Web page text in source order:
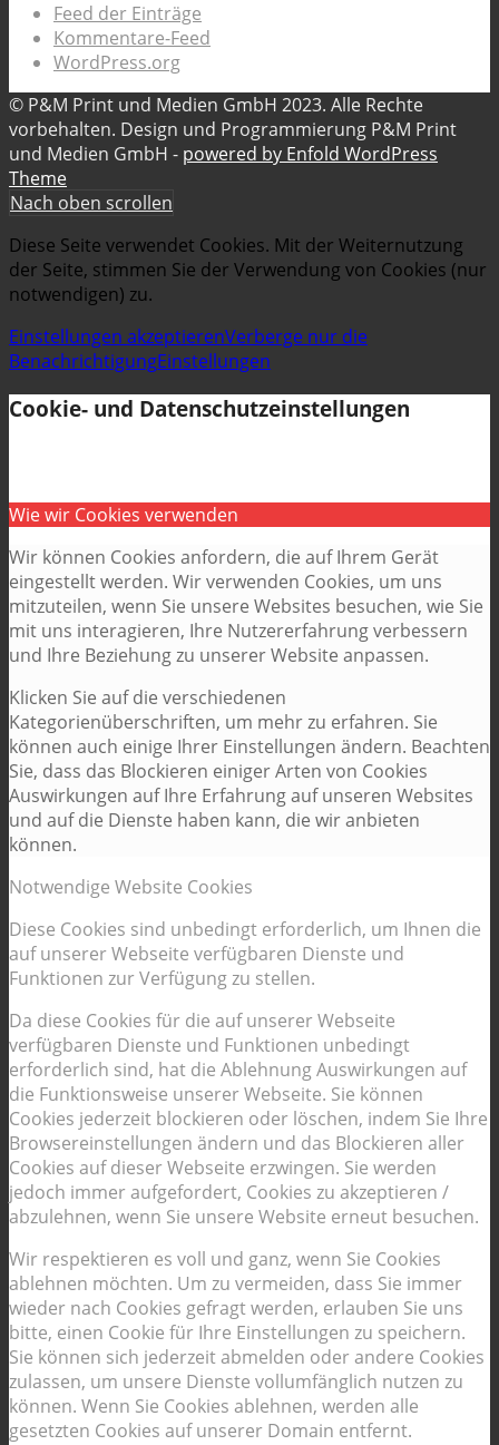
Feed der Einträge
Kommentare-Feed
WordPress.org
© P&M Print und Medien GmbH 2023. Alle Rechte
vorbehalten. Design und Programmierung P&M Print
und Medien GmbH - powered by Enfold WordPress
Theme
Nach oben scrollen
Diese Seite verwendet Cookies. Mit der Weiternutzung
der Seite, stimmen Sie der Verwendung von Cookies (nur
notwendigen) zu.
Einstellungen akzeptierenVerberge nur die
BenachrichtigungEinstellungen
Cookie- und Datenschutzeinstellungen
Wie wir Cookies verwenden
Wir können Cookies anfordern, die auf Ihrem Gerät
eingestellt werden. Wir verwenden Cookies, um uns
mitzuteilen, wenn Sie unsere Websites besuchen, wie Sie
mit uns interagieren, Ihre Nutzererfahrung verbessern
und Ihre Beziehung zu unserer Website anpassen.
Klicken Sie auf die verschiedenen
Kategorienüberschriften, um mehr zu erfahren. Sie
können auch einige Ihrer Einstellungen ändern. Beachten
Sie, dass das Blockieren einiger Arten von Cookies
Auswirkungen auf Ihre Erfahrung auf unseren Websites
und auf die Dienste haben kann, die wir anbieten
können.
Notwendige Website Cookies
Diese Cookies sind unbedingt erforderlich, um Ihnen die
auf unserer Webseite verfügbaren Dienste und
Funktionen zur Verfügung zu stellen.
Da diese Cookies für die auf unserer Webseite
verfügbaren Dienste und Funktionen unbedingt
erforderlich sind, hat die Ablehnung Auswirkungen auf
die Funktionsweise unserer Webseite. Sie können
Cookies jederzeit blockieren oder löschen, indem Sie Ihre
Browsereinstellungen ändern und das Blockieren aller
Cookies auf dieser Webseite erzwingen. Sie werden
jedoch immer aufgefordert, Cookies zu akzeptieren /
abzulehnen, wenn Sie unsere Website erneut besuchen.
Wir respektieren es voll und ganz, wenn Sie Cookies
ablehnen möchten. Um zu vermeiden, dass Sie immer
wieder nach Cookies gefragt werden, erlauben Sie uns
bitte, einen Cookie für Ihre Einstellungen zu speichern.
Sie können sich jederzeit abmelden oder andere Cookies
zulassen, um unsere Dienste vollumfänglich nutzen zu
können. Wenn Sie Cookies ablehnen, werden alle
gesetzten Cookies auf unserer Domain entfernt.